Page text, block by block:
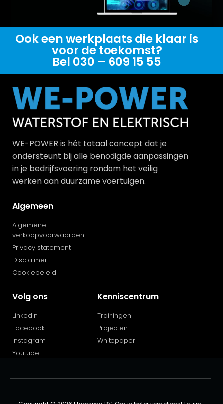
Ook een werkplaats die klaar is
voor de toekomst?
Bel 030 – 609 15 55
WE-POWER is hét totaal concept dat je
ondersteunt bij alle benodigde aanpassingen
in je bedrijfsvoering rondom het veilig
werken aan duurzame voertuigen.
Algemeen
Algemene
verkoopvoorwaarden
Privacy statement
Disclaimer
Cookiebeleid
Volg ons
LinkedIn
Facebook
Instagram
Youtube
Kenniscentrum
Trainingen
Projecten
Whitepaper